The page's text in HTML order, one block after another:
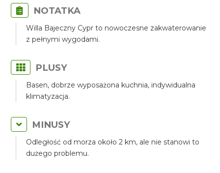
NOTATKA
Willa Bajeczny Cypr to nowoczesne zakwaterowanie
z pełnymi wygodami.
PLUSY
Basen, dobrze wyposażona kuchnia, indywidualna
klimatyzacja.
MINUSY
Odległość od morza około 2 km, ale nie stanowi to
dużego problemu.